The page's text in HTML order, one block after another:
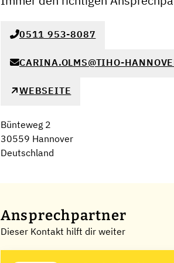
0511 953-8087
CARINA.OLMS@TIHO-
WEBSEITE
Bünteweg 2
30559 Hannover
Deutschland
Ansprechpartner
Dieser Kontakt hilft dir weiter